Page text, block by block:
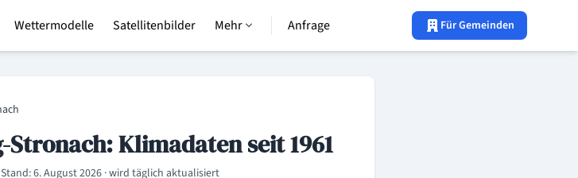
Wettermodelle Satellitenbilder Mehr Anfrage Für Gemeinden
Klimadaten seit 1961
6. August 2026 · wird täglich aktualisiert